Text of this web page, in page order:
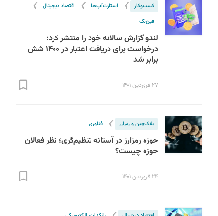
کسب‌و‌کار ❯ استارت‌آپ‌ها ❯ اقتصاد دیجیتال ❯
فین‌تک
لندو گزارش سالانه خود را منتشر کرد:
درخواست‌ برای دریافت اعتبار در ۱۴۰۰ شش
برابر شد
۲۷ فروردین ۱۴۰۱
بلاک‌چین و رمزارز ❯ فناوری
حوزه رمزارز در آستانه تنظیم‌گری؛ نظر فعالان
حوزه چیست؟
۲۴ فروردین ۱۴۰۱